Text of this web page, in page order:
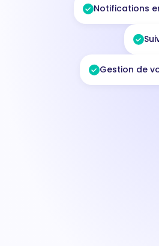
Notifications
Gestion de